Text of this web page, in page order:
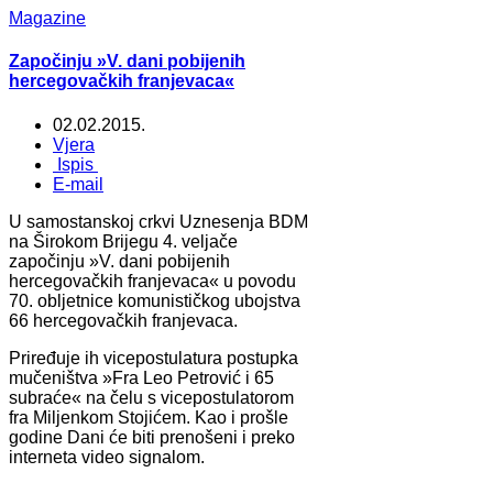
Magazine
Započinju »V. dani pobijenih
hercegovačkih franjevaca«
02.02.2015.
Vjera
Ispis
E-mail
U samostanskoj crkvi Uznesenja BDM
na Širokom Brijegu 4. veljače
započinju »V. dani pobijenih
hercegovačkih franjevaca« u povodu
70. obljetnice komunističkog ubojstva
66 hercegovačkih franjevaca.
Priređuje ih vicepostulatura postupka
mučeništva »Fra Leo Petrović i 65
subraće« na čelu s vicepostulatorom
fra Miljenkom Stojićem. Kao i prošle
godine Dani će biti prenošeni i preko
interneta video signalom.